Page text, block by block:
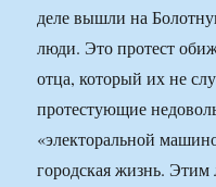
деле вышли на
люди. Это протест
отца, который их не
протестующие
«электоральной
городская жизнь. Этим